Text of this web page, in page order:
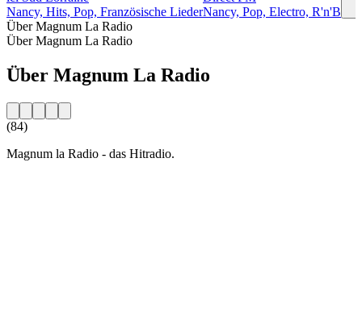
Nancy, Hits, Pop, Französische LiederNancy, Pop, Electro, R'n'B
Über Magnum La Radio
Über Magnum La Radio
Über Magnum La Radio
(84)
Magnum la Radio - das Hitradio.